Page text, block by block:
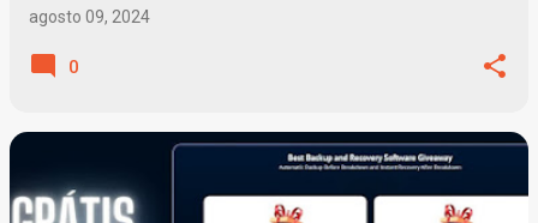
agosto 09, 2024
0